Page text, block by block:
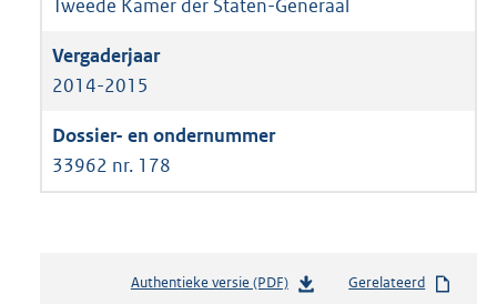
Tweede Kamer der Staten-Generaal
2014-2015
33962 nr. 178
Authentieke versie (PDF)b
Gerelateerd